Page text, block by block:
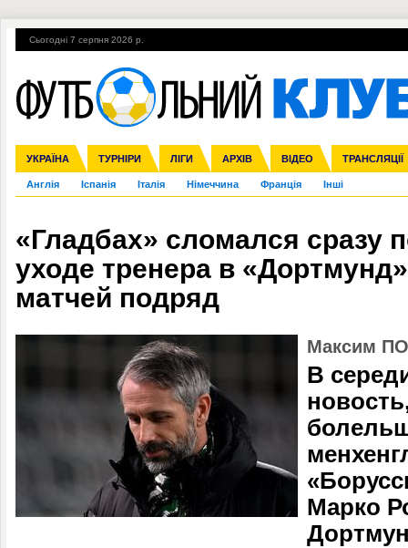
Сьогодні 7 серпня 2026 р.
УКРАЇНА ТУРНІРИ ЛІГИ АРХІВ ВІДЕО ТРАНСЛЯЦІЇ
Збірна Прем'єр-ліга Перша ліга Друга ліга Кубок України
Ліга чемпіонів Ліга Європи Міжнародні Ліга націй Ліга
Англія Іспанія Італія Німеччина Франція Інші
ЧС-2014 ЄВРО-2016 Росія Кубок конфедерацій ЧЄ-2015 (U-
Гарячі теми УПЛ, 1-й тур ВІЙНА УПЛ-ПЕРЕХОДИ
«Гладбах» сломался сразу
уходе тренера в
матчей подряд
Максим
В
Марко